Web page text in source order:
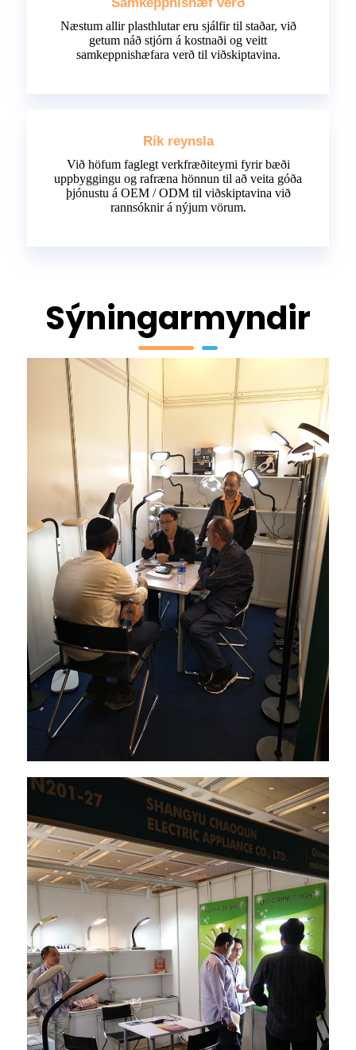
Samkeppnishæf verð
Næstum allir plasthlutar eru sjálfir til staðar, við
getum náð stjórn á kostnaði og veitt
samkeppnishæfara verð til viðskiptavina.
Rík reynsla
Við höfum faglegt verkfræðiteymi fyrir bæði
uppbyggingu og rafræna hönnun til að veita góða
þjónustu á OEM / ODM til viðskiptavina við
rannsóknir á nýjum vörum.
Sýningarmyndir